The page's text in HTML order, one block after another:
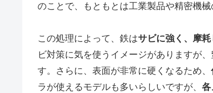
のことで、もともとは工業製品や精密機
この処理によって、鉄はサビに強く、摩
ビ対策に気を使うイメージがありますが
す。さらに、表面が非常に硬くなるため、
ラが使えるモデルも多いらしいですが、 各